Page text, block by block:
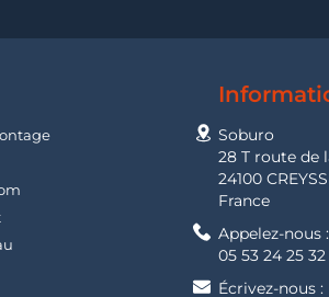
Soburo
28 T route de
24100
France
Appelez-nous :
05 53 24 25 32
Écrivez-nous :